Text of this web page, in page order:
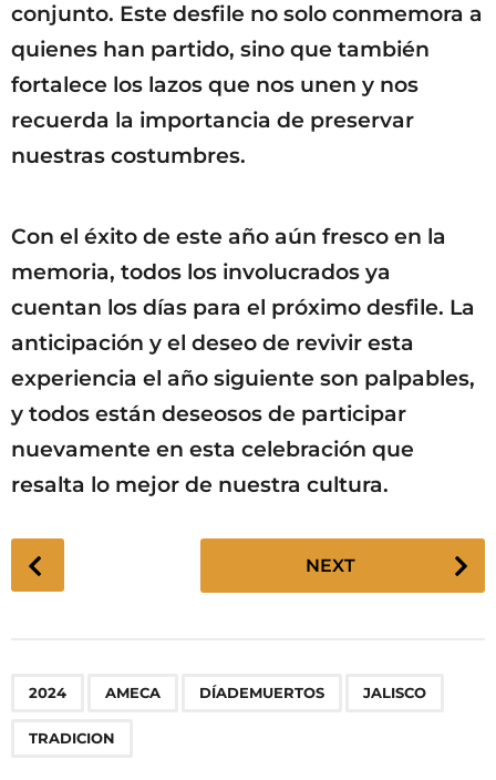
conjunto. Este desfile no solo conmemora a
quienes han partido, sino que también
fortalece los lazos que nos unen y nos
recuerda la importancia de preservar
nuestras costumbres.
Con el éxito de este año aún fresco en la
memoria, todos los involucrados ya
cuentan los días para el próximo desfile. La
anticipación y el deseo de revivir esta
experiencia el año siguiente son palpables,
y todos están deseosos de participar
nuevamente en esta celebración que
resalta lo mejor de nuestra cultura.
P
o
g
NEXT
2024 AMECA DÍADEMUERTOS JALISCO
TRADICION